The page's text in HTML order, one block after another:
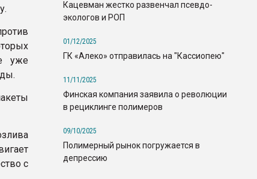
уже
с
Кацевман жестко развенчал псевдо-
экологов и РОП
01/12/2025
ГК «Алеко» отправилась на "Кассиопею"
11/11/2025
Финская компания заявила о революции
в рециклинге полимеров
09/10/2025
Полимерный рынок погружается в
депрессию